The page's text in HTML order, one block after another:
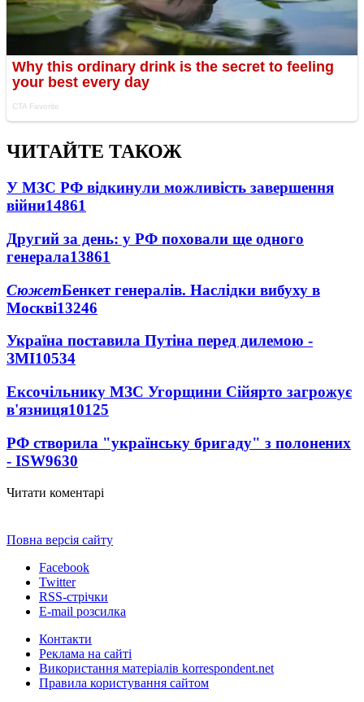
ЧИТАЙТЕ ТАКОЖ
У МЗС РФ відкинули можливість завершення
війни14861
Другий за день: у РФ поховали ще одного
генерала13861
СюжетБенкет генералів. Наслідки вибуху в
Москві13246
Україна поставила Путіна перед дилемою -
ЗМІ10534
Ексочільнику МЗС Угорщини Сійярто загрожує
в'язниця10125
РФ створила "українську бригаду" з полонених
- ISW9630
Читати коментарі
Повна версія сайту
Facebook
Twitter
RSS-стрічки
E-mail розсилка
Контакти
Реклама на сайті
Використання матеріалів korrespondent.net
Правила користування сайтом